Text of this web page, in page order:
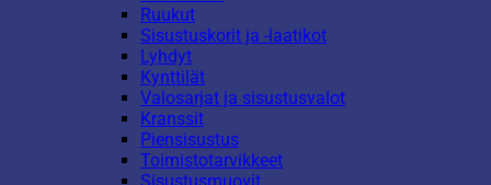
Ruukut
Sisustuskorit ja -laatikot
Lyhdyt
Kynttilät
Valosarjat ja sisustusvalot
Kranssit
Piensisustus
Toimistotarvikkeet